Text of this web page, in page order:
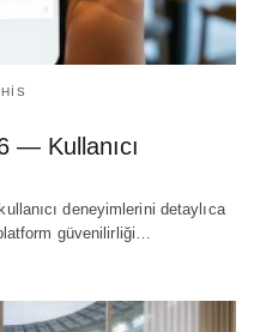
— Kullanıcı
deneyimlerini detaylıca
güvenilirliği…